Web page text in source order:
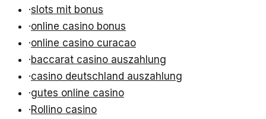
·slots mit bonus
·online casino bonus
·online casino curacao
·baccarat casino auszahlung
·casino deutschland auszahlung
·gutes online casino
·Rollino casino